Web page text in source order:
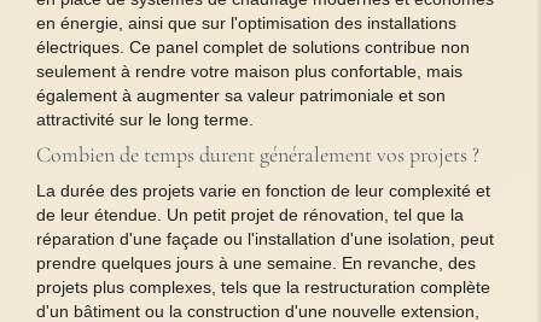
en énergie, ainsi que sur l'optimisation des installations
électriques. Ce panel complet de solutions contribue non
seulement à rendre votre maison plus confortable, mais
également à augmenter sa valeur patrimoniale et son
attractivité sur le long terme.
Combien de temps durent généralement vos projets ?
La durée des projets varie en fonction de leur complexité et
de leur étendue. Un petit projet de rénovation, tel que la
réparation d'une façade ou l'installation d'une isolation, peut
prendre quelques jours à une semaine. En revanche, des
projets plus complexes, tels que la restructuration complète
d'un bâtiment ou la construction d'une nouvelle extension,